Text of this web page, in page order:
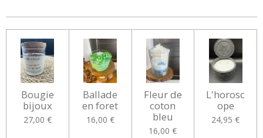
Bougie
bijoux
27,00 €
Ballade
en foret
16,00 €
Fleur de
coton
bleu
16,00 €
L'horosc
ope
24,95 €